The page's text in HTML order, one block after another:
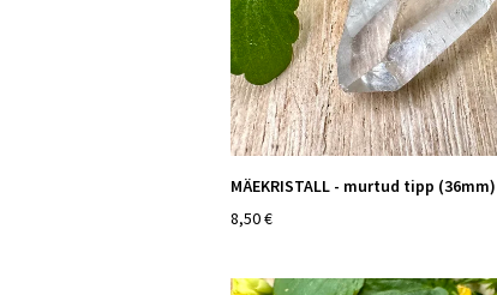
MÄEKRISTALL - murtud tipp (36mm)
8,50 €